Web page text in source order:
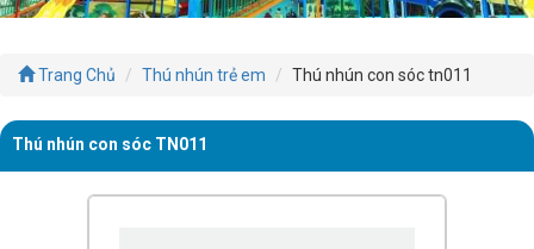
Trang Chủ Thú nhún trẻ em Thú nhún con sóc tn011
Thú nhún con sóc TN011